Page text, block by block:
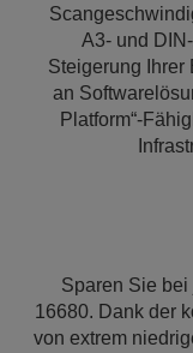
A3- und
Steigerung Ihrer
an
Platform“-
Sparen Sie
16680. Dank der
von extrem